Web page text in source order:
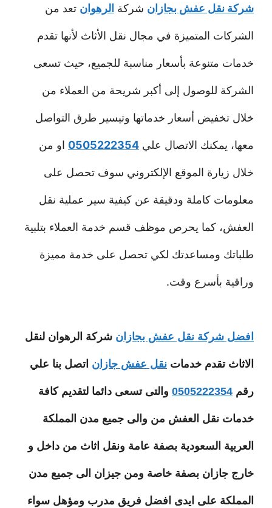
شركة نقل عفش بجازان شركة الرهوان تعد من
الشركات المتميزة في مجال نقل الأثاث لأنها تقدم
خدمات متنوعة بأسعار مناسبة للجميع، حيث تسعى
الشركة للوصول إلى أكبر شريحة من العملاء من
خلال تخفيض أسعار خدماتها وتيسير طرق التواصل
معها، يمكنك الاتصال علي 0505222354 او من
خلال زيارة الموقع الإلكتروني سوف تحصل على
معلومات كاملة ودقيقة عن كيفية سير عملية نقل
العفش، كما يحرص موظف قسم خدمة العملاء بتلبية
طلباتك ومساعدتك لكي تحصل على خدمة مميزة
وراقية بأسرع وقت.
افضل شركة نقل عفش بجازان شركة الرهوان لنقل
الاثاث تقدم خدمات نقل عفش جازان اتصل بنا علي
رقم 0505222354 والتى تسعى دائما لتقديم كافة
خدمات نقل العفش من والى جميع مدن المملكة
العربية السعودية بصفة عامة ونقل اثاث من داخل و
خارج جازان بصفة خاصة ومن جيزان الى جميع مدن
المملكة على ايدى افضل فريق مدرب ومؤهل سواء